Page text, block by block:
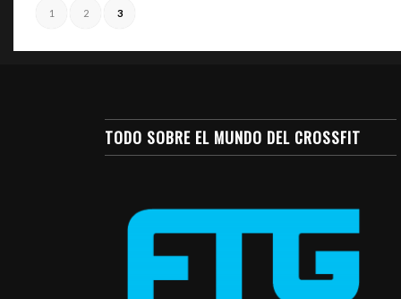
1 2 3
TODO SOBRE EL MUNDO DEL CROSSFIT